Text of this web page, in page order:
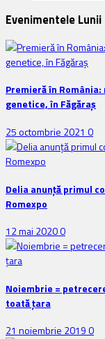
Evenimentele Lunii
Premieră în
genetice, în Făgăraș
25 octombrie 2021 0
Delia anunţă primul
Romexpo
12 mai 20200
Noiembrie =
toată țara
21 noiembrie 20190